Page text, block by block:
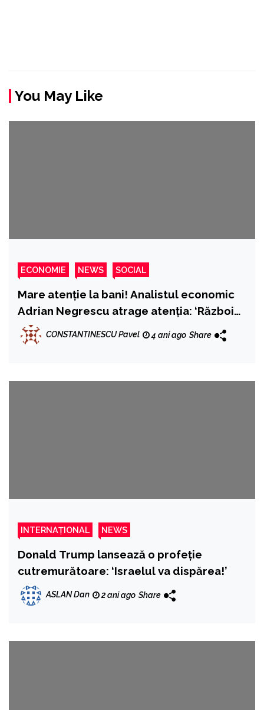
You May Like
ECONOMIE NEWS SOCIAL
Mare atenție la bani! Analistul economic
Adrian Negrescu atrage atenția: ‘Războiul
din Ucraina, sancțiunile la adresa Rusiei și
Belarus ne vor afecta direct, așa că
CONSTANTINESCU Pavel 4 ani ago Share
INTERNAȚIONAL NEWS
Donald Trump lansează o profeție
cutremurătoare: ‘Israelul va dispărea!’
ASLAN Dan 2 ani ago Share